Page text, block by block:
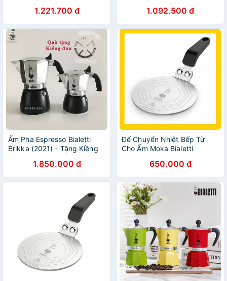
1.221.700 đ 1.092.500 đ
Ấm Pha Espresso Bialetti
Brikka (2021) - Tặng Kiềng
1.850.000 đ
Đế Chuyển Nhiệt Bếp Từ
Cho Ấm Moka Bialetti
650.000 đ